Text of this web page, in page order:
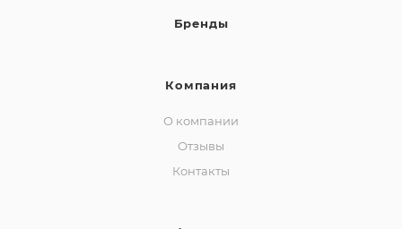
Бренды
Компания
О компании
Отзывы
Контакты